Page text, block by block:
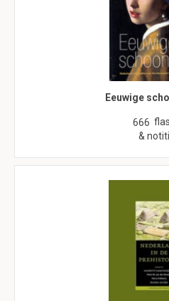
Eeuwige
666
&